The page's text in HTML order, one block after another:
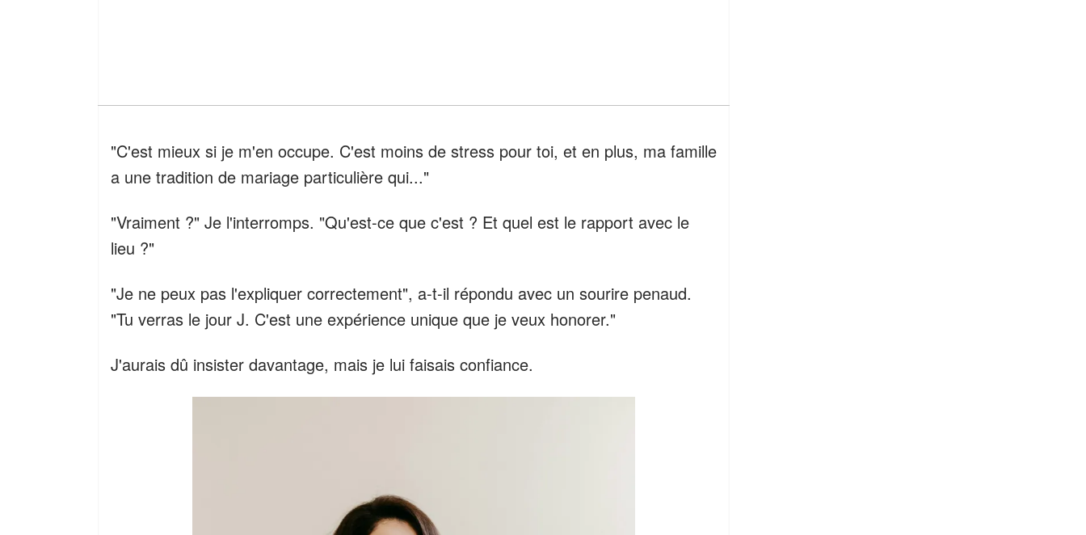
"C'est mieux si je m'en occupe. C'est moins de stress pour toi, et en plus, ma famille
a une tradition de mariage particulière qui..."
"Vraiment ?" Je l'interromps. "Qu'est-ce que c'est ? Et quel est le rapport avec le
lieu ?"
"Je ne peux pas l'expliquer correctement", a-t-il répondu avec un sourire penaud.
"Tu verras le jour J. C'est une expérience unique que je veux honorer."
J'aurais dû insister davantage, mais je lui faisais confiance.